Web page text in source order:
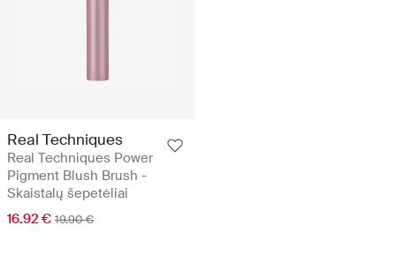
Real Techniques
Real Techniques Power
Pigment Blush Brush -
Skaistalų šepetėliai
16.92 € 19.90 €